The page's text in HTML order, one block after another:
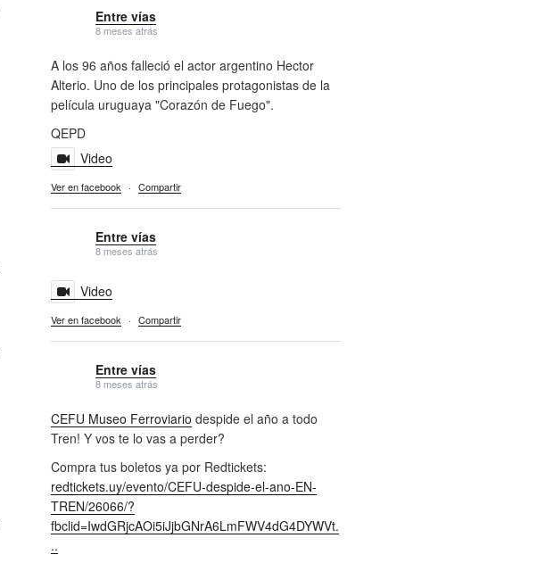
Entre vías
8 meses atrás
A los 96 años falleció el actor argentino Hector
Alterio. Uno de los principales protagonistas de la
película uruguaya "Corazón de Fuego".
QEPD
Video
Ver en facebook · Compartir
Entre vías
8 meses atrás
Video
Ver en facebook · Compartir
Entre vías
8 meses atrás
CEFU Museo Ferroviario despide el año a todo
Tren! Y vos te lo vas a perder?
Compra tus boletos ya por Redtickets:
redtickets.uy/evento/CEFU-despide-el-ano-EN-
TREN/26066/?
fbclid=IwdGRjcAOi5iJjbGNrA6LmFWV4dG4DYWVt.
..